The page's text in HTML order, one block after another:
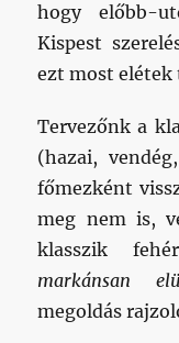
hogy előbb-
Kispest
ezt most elétek
Tervezőnk a
(hazai,
főmezként
meg nem is,
klasszik
markánsan
megoldás